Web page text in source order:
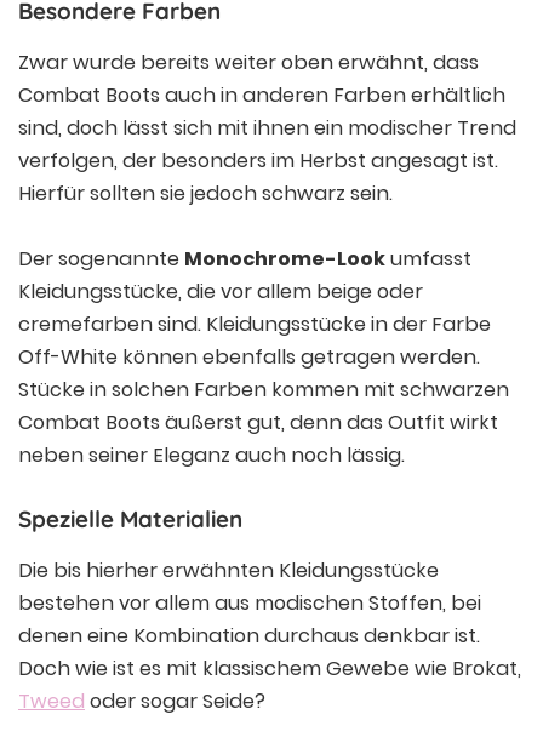
Besondere Farben
Zwar wurde bereits weiter oben erwähnt, dass
Combat Boots auch in anderen Farben erhältlich
sind, doch lässt sich mit ihnen ein modischer Trend
verfolgen, der besonders im Herbst angesagt ist.
Hierfür sollten sie jedoch schwarz sein.
Der sogenannte Monochrome-Lookumfasst
Kleidungsstücke, die vor allem beige oder
cremefarben sind. Kleidungsstücke in der Farbe
Off-White können ebenfalls getragen werden.
Stücke in solchen Farben kommen mit schwarzen
Combat Boots äußerst gut, denn das Outfit wirkt
neben seiner Eleganz auch noch lässig.
Spezielle Materialien
Die bis hierher erwähnten Kleidungsstücke
bestehen vor allem aus modischen Stoffen, bei
denen eine Kombination durchaus denkbar ist.
Doch wie ist es mit klassischem Gewebe wie Brokat,
Tweed oder sogar Seide?